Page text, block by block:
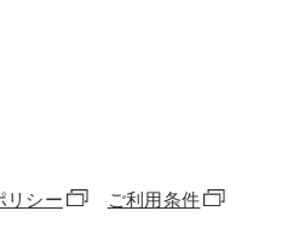
リシー ご利用条件